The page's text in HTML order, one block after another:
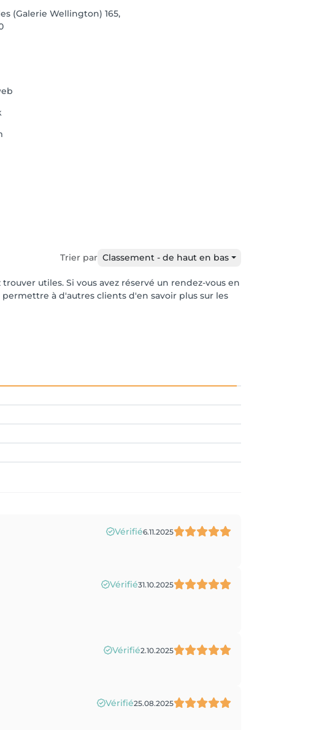
(Galerie Wellington) 165,
Trier par Classement - de haut en bas
utiles. Si vous avez réservé un rendez-vous en
à d'autres clients d'en savoir plus sur les
Vérifié6.11.2025
Vérifié31.10.2025
Vérifié2.10.2025
Vérifié25.08.2025